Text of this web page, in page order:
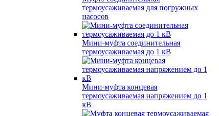
термоусаживаемая для погружных
насосов
Мини-муфта соединительная
термоусаживаемая до 1 кВ
Мини-муфта концевая
термоусаживаемая напряжением до 1
кВ